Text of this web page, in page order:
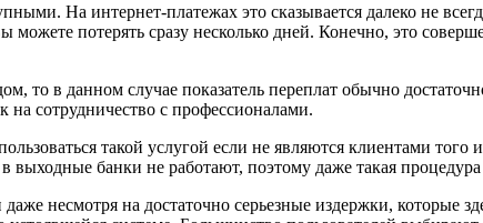
На интернет-платежах это сказывается далеко не
потерять сразу несколько дней. Конечно, это
то в данном случае показатель переплат обычно
на сотрудничество с профессионалами.
такой услугой если не являются клиентами того
банки не работают, поэтому даже такая процедура
несмотря на достаточно серьезные издержки, которые